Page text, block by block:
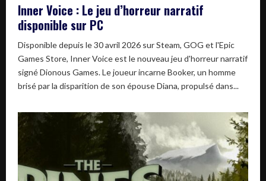
Inner Voice : Le jeu d’horreur narratif
disponible sur PC
Disponible depuis le 30 avril 2026 sur Steam, GOG et l'Epic
Games Store, Inner Voice est le nouveau jeu d'horreur narratif
signé Dionous Games. Le joueur incarne Booker, un homme
brisé par la disparition de son épouse Diana, propulsé dans...